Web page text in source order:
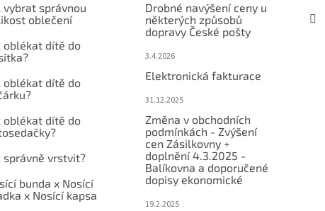
vybrat správnou
oblečení
oblékat dítě do
oblékat dítě do
oblékat dítě do
správně vrstvit?
bunda x Nosící
x Nosící kapsa
Drobné navýšení ceny u
některých způsobů
dopravy České pošty
3.4.2026
Elektronická fakturace
31.12.2025
Změna v obchodních
podmínkách - Zvýšení
cen Zásilkovny +
doplnění 4.3.2025 -
Balíkovna a doporučené
dopisy ekonomické
19.2.2025